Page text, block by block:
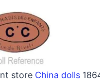
store China dolls